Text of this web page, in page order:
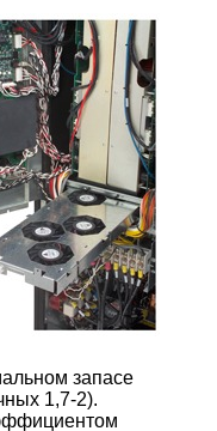
запасе
1,7-2).